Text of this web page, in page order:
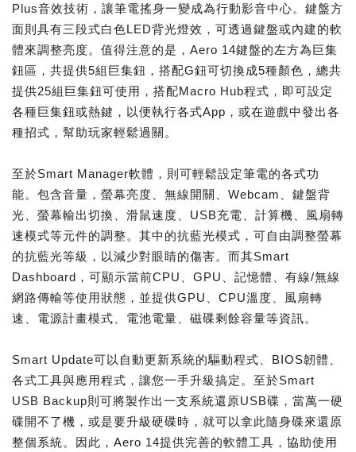
Plus音效技術，讓筆電搖身一變成為行動影音中心。鍵盤方
面則具有三段式白色LED背光燈效，可透過鍵盤或內建的軟
體來調整亮度。值得注意的是，Aero 14鍵盤的左方為巨集
鈕區，共提供5組巨集鈕，搭配G鈕可切換成5種顏色，總共
提供25組巨集鈕可使用，搭配Macro Hub程式，即可設定
各種巨集鈕或熱鍵，以便執行各式App，或在遊戲中發出各
種招式，幫助玩家輕鬆過關。
至於Smart Manager軟體，則可輕鬆設定筆電的各式功
能。包含音量，螢幕亮度、無線開關、Webcam、鍵盤背
光、螢幕輸出切換、滑鼠速度、USB充電、計算機、風扇轉
速模式等元件的調整。其中的抗藍光模式，可自由調整螢幕
的抗藍光等級，以減少對眼睛的傷害。而其Smart
Dashboard，可顯示當前CPU、GPU、記憶體、有線/無線
網路傳輸等使用狀態，並提供GPU、CPU溫度、風扇轉
速、電源計畫模式、電池電量、磁碟剩餘容量等資訊。
Smart Update可以自動更新系統的驅動程式、BIOS韌體、
各式工具與應用程式，讓您一手升級搞定。至於Smart
USB Backup則可將製作出一支系統還原USB碟，當萬一硬
碟開不了機，或是要升級硬碟時，就可以拿此隨身碟來還原
整個系統。因此，Aero 14提供完善的軟體工具，協助使用